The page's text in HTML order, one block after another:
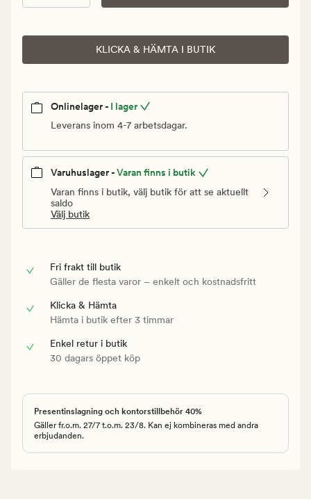
KLICKA & HÄMTA I BUTIK
Onlinelager - I lager
Leverans inom 4-7 arbetsdagar.
Varuhuslager -Varan finns i butik
Varan finns i butik, välj butik för att se aktuellt
saldo
Välj butik
Fri frakt till butik
Gäller de flesta varor – enkelt och kostnadsfritt
Klicka & Hämta
Hämta i butik efter 3 timmar
Enkel retur i butik
30 dagars öppet köp
Presentinslagning och kontorstillbehör 40%
Gäller fr.o.m. 27/7 t.o.m. 23/8. Kan ej kombineras med andra
erbjudanden.